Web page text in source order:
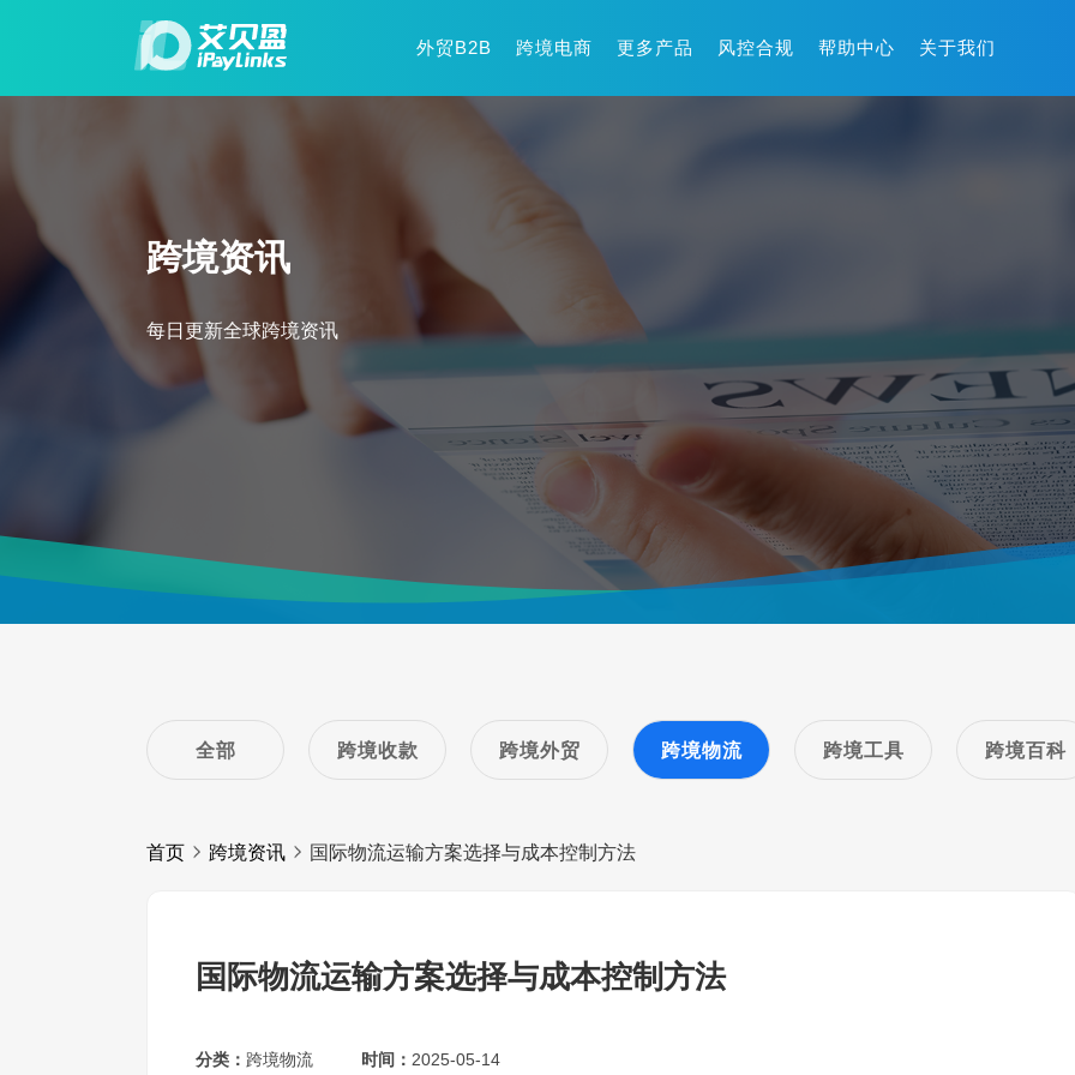
外贸B2B 跨境电商 更多产品 风控合规 帮助中心 关于我们
跨境资讯
每日更新全球跨境资讯
全部 跨境收款 跨境外贸 跨境物流 跨境工具 跨境百科
首页 跨境资讯 国际物流运输方案选择与成本控制方法
国际物流运输方案选择与成本控制方法
分类： 跨境物流 时间： 2025-05-14